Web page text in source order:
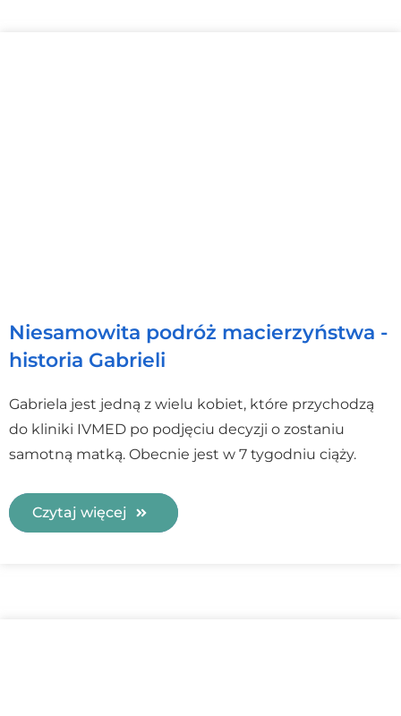
Niesamowita podróż macierzyństwa -
historia Gabrieli
Gabriela jest jedną z wielu kobiet, które przychodzą
do kliniki IVMED po podjęciu decyzji o zostaniu
samotną matką. Obecnie jest w 7 tygodniu ciąży.
Czytaj więcej